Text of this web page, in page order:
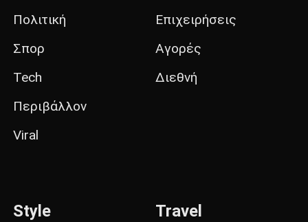
Πολιτική
Σπορ
Tech
Περιβάλλον
Viral
Επιχειρήσεις
Αγορές
Διεθνή
Style Travel